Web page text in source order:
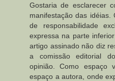
Gostaria de esclarecer
manifestação das
de responsabilidade
expressa na parte
artigo assinado não diz
a comissão editorial
opinião. Como espaço
espaço a autora, onde